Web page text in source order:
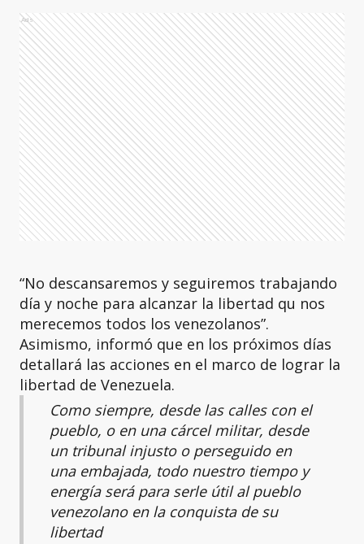
Ads
“No descansaremos y seguiremos trabajando
día y noche para alcanzar la libertad qu nos
merecemos todos los venezolanos”.
Asimismo, informó que en los próximos días
detallará las acciones en el marco de lograr la
libertad de Venezuela.
Como siempre, desde las calles con el
pueblo, o en una cárcel militar, desde
un tribunal injusto o perseguido en
una embajada, todo nuestro tiempo y
energía será para serle útil al pueblo
venezolano en la conquista de su
libertad